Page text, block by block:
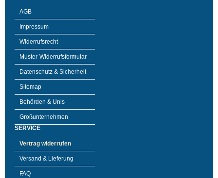
AGB
Impressum
Widerrufsrecht
Muster-Widerrufsformular
Datenschutz & Sicherheit
Sitemap
Behörden & Unis
Großunternehmen
SERVICE
Vertrag widerrufen
Versand & Lieferung
FAQ